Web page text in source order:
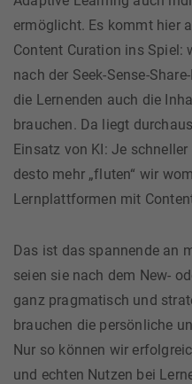
ermöglicht. Es kommt hier
Content Curation ins Spiel:
nach der Seek-Sense-
die Lernenden auch die
brauchen. Da liegt
Einsatz von KI: Je
desto mehr „fluten“ wir
Lernplattformen mit
Das ist das spannende an
seien sie nach dem New-
ganz pragmatisch und
brauchen die persönliche
Nur so können wir
und echten Nutzen bei